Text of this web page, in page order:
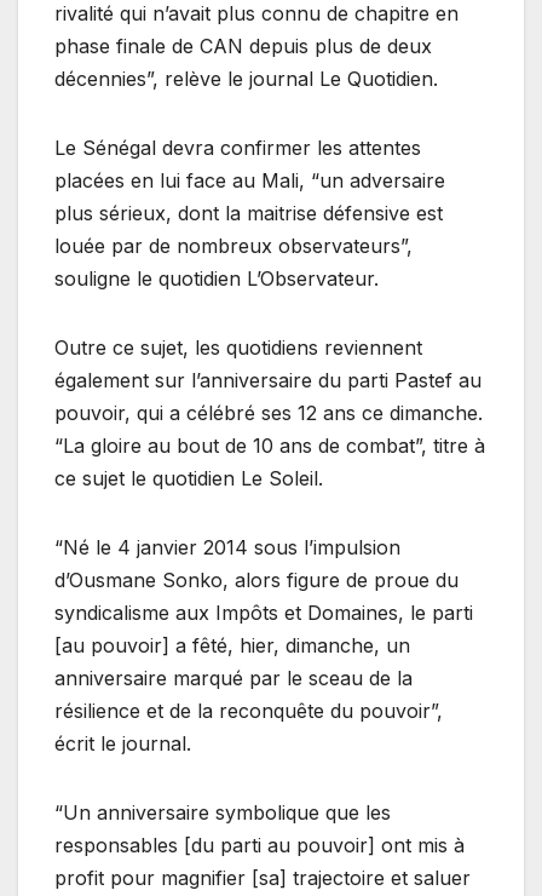
rivalité qui n’avait plus connu de chapitre en
phase finale de CAN depuis plus de deux
décennies”, relève le journal Le Quotidien.
Le Sénégal devra confirmer les attentes
placées en lui face au Mali, “un adversaire
plus sérieux, dont la maitrise défensive est
louée par de nombreux observateurs”,
souligne le quotidien L’Observateur.
Outre ce sujet, les quotidiens reviennent
également sur l’anniversaire du parti Pastef au
pouvoir, qui a célébré ses 12 ans ce dimanche.
“La gloire au bout de 10 ans de combat”, titre à
ce sujet le quotidien Le Soleil.
“Né le 4 janvier 2014 sous l’impulsion
d’Ousmane Sonko, alors figure de proue du
syndicalisme aux Impôts et Domaines, le parti
[au pouvoir] a fêté, hier, dimanche, un
anniversaire marqué par le sceau de la
résilience et de la reconquête du pouvoir”,
écrit le journal.
“Un anniversaire symbolique que les
responsables [du parti au pouvoir] ont mis à
profit pour magnifier [sa] trajectoire et saluer